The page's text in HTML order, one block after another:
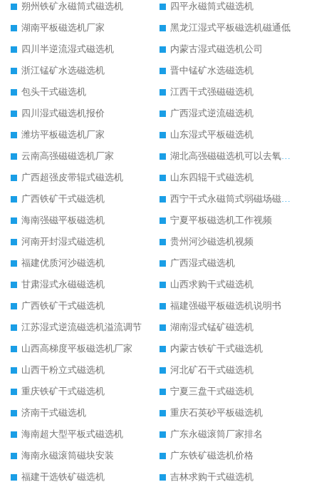
朔州铁矿永磁筒式磁选机
四平永磁筒式磁选机
湖南平板磁选机厂家
黑龙江湿式平板磁选机磁通低
四川半逆流湿式磁选机
内蒙古湿式磁选机公司
浙江锰矿水选磁选机
晋中锰矿水选磁选机
包头干式磁选机
江西干式强磁磁选机
四川湿式磁选机报价
广西湿式逆流磁选机
潍坊平板磁选机厂家
山东湿式平板磁选机
云南高强磁磁选机厂家
湖北高强磁磁选机可以去氧化铝
广西超强皮带辊式磁选机
山东四辊干式磁选机
广西铁矿干式磁选机
西宁干式永磁筒式弱磁场磁选机结构图
海南强磁平板磁选机
宁夏平板磁选机工作视频
河南开封湿式磁选机
贵州河沙磁选机视频
福建优质河沙磁选机
广西湿式磁选机
甘肃湿式永磁磁选机
山西求购干式磁选机
广西铁矿干式磁选机
福建强磁平板磁选机说明书
江苏湿式逆流磁选机溢流调节
湖南湿式锰矿磁选机
山西高梯度平板磁选机厂家
内蒙古铁矿干式磁选机
山西干粉立式磁选机
河北矿石干式磁选机
重庆铁矿干式磁选机
宁夏三盘干式磁选机
济南干式磁选机
重庆石英砂平板磁选机
海南超大型平板式磁选机
广东永磁滚筒厂家排名
海南永磁滚筒磁块安装
广东铁矿磁选机价格
福建干选铁矿磁选机
吉林求购干式磁选机